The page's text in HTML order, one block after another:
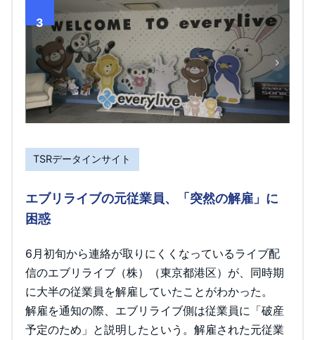
3
TSRデータインサイト
エブリライブの元従業員、「突然の解雇」に
困惑
6月初旬から連絡が取りにくくなっているライブ配
信のエブリライブ（株）（東京都港区）が、同時期
に大半の従業員を解雇していたことがわかった。
解雇を通知の際、エブリライブ側は従業員に「破産
予定のため」と説明したという。解雇された元従業